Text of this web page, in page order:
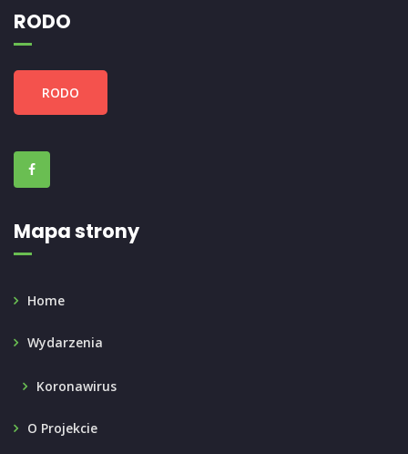
RODO
RODO
Mapa strony
Home
Wydarzenia
Koronawirus
O Projekcie